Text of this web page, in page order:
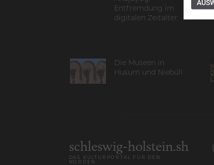
Entfremdung im
digitalen Zeitalter
Die Museen in
Husum und Niebüll
schleswig-holstein.sh
DAS KULTURPORTAL FÜR DEN
NORDEN